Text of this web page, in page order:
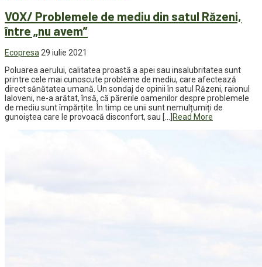
VOX/ Problemele de mediu din satul Răzeni,
între „nu avem”
Ecopresa29 iulie 2021
Poluarea aerului, calitatea proastă a apei sau insalubritatea sunt
printre cele mai cunoscute probleme de mediu, care afectează
direct sănătatea umană. Un sondaj de opinii în satul Răzeni, raionul
Ialoveni, ne-a arătat, însă, că părerile oamenilor despre problemele
de mediu sunt împărțite. În timp ce unii sunt nemulțumiți de
gunoiștea care le provoacă disconfort, sau […] Read More